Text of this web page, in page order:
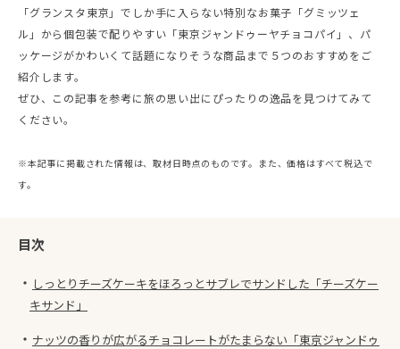
「グランスタ東京」でしか手に入らない特別なお菓子「グミッツェ
ル」から個包装で配りやすい「東京ジャンドゥーヤチョコパイ」、パ
ッケージがかわいくて話題になりそうな商品まで５つのおすすめをご
紹介します。
ぜひ、この記事を参考に旅の思い出にぴったりの逸品を見つけてみて
ください。
※本記事に掲載された情報は、取材日時点のものです。また、価格はすべて税込で
す。
目次
・ しっとりチーズケーキをほろっとサブレでサンドした「チーズケー
キサンド」
・ ナッツの香りが広がるチョコレートがたまらない「東京ジャンドゥ